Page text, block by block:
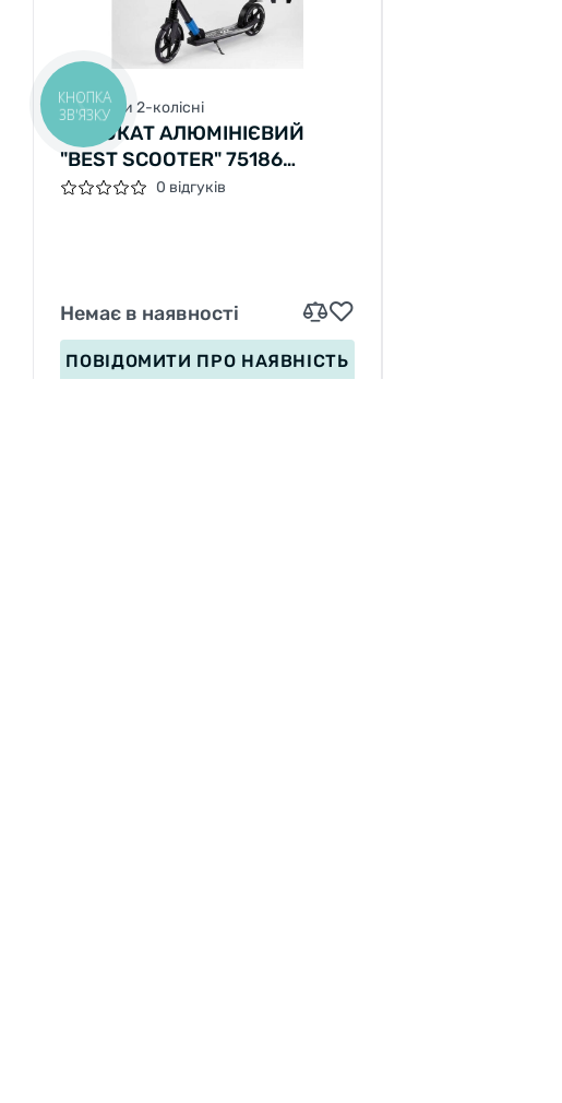
Самокати 2-колісні
САМОКАТ АЛЮМІНІЄВИЙ
"BEST SCOOTER" 75186
КОЛЕСА PU 230/215ММ
0 відгуків
Немає в наявності
ПОВІДОМИТИ ПРО НАЯВНІСТЬ
КНОПКА
ЗВ'ЯЗКУ